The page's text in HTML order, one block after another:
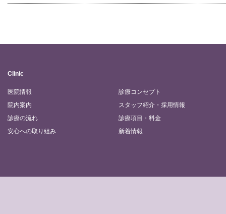
Clinic
医院情報
診療コンセプト
院内案内
スタッフ紹介・採用情報
診療の流れ
診療項目・料金
安心への取り組み
新着情報